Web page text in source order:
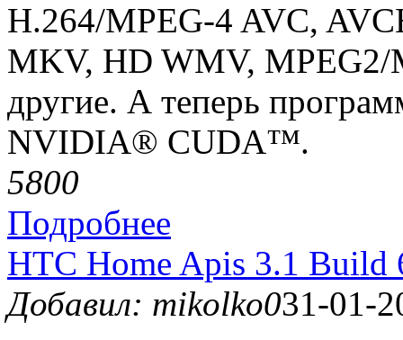
H.264/MPEG-4 AVC,
MKV, HD WMV, MPEG2/
другие. А теперь
NVIDIA® CUDA™.
5800
Подробнее
HTC Home Apis 3.1 Build
Добавил: mikolko031-01-